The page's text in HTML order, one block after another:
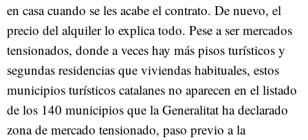
en casa cuando se les acabe el contrato. De nuevo, el
precio del alquiler lo explica todo. Pese a ser mercados
tensionados, donde a veces hay más pisos turísticos y
segundas residencias que viviendas habituales, estos
municipios turísticos catalanes no aparecen en el listado
de los 140 municipios que la Generalitat ha declarado
zona de mercado tensionado, paso previo a la